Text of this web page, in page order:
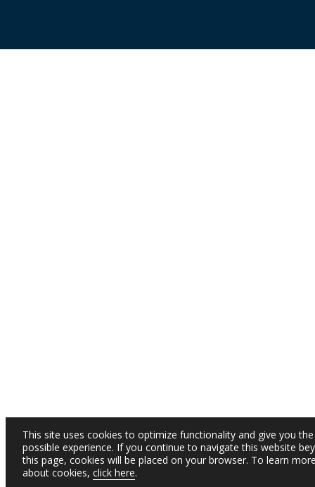
This site uses cookies to optimize functionality and give you
possible experience. If you continue to navigate this website
this page, cookies will be placed on your browser. To learn
about cookies, click here.